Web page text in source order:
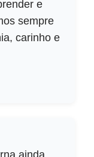
e
sempre
carinho e